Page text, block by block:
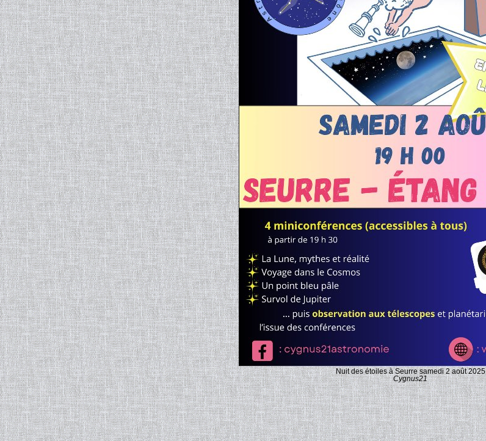
Nuit des étoiles à Seurre samedi 2 août 2025
Cygnus21